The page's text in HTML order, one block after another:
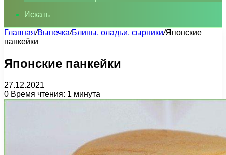
Искать
Главная/Выпечка/Блины, оладьи, сырники/Японские
панкейки
Японские панкейки
27.12.2021
0 Время чтения: 1 минута